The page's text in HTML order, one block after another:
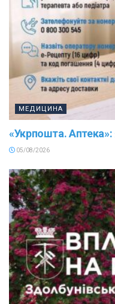
МЕДИЦИНА
«Укрпошта. Аптека»:
05/08/2026